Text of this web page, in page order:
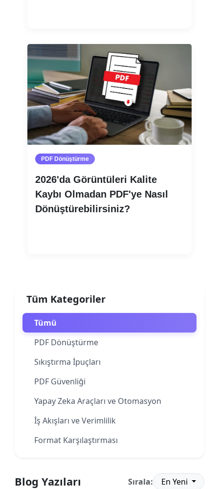
PDF Dönüştürme
2026'da Görüntüleri Kalite
Kaybı Olmadan PDF'ye Nasıl
Dönüştürebilirsiniz?
Tüm Kategoriler
Tümü
PDF Dönüştürme
Sıkıştırma İpuçları
PDF Güvenliği
Yapay Zeka Araçları ve Otomasyon
İş Akışları ve Verimlilik
Format Karşılaştırması
Blog Yazıları Sırala: En Yeni